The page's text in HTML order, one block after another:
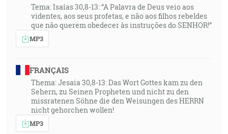
Tema: Isaías 30,8-13: “A Palavra de Deus veio aos
videntes, aos seus profetas, e não aos filhos rebeldes
que não querem obedecer às instruções do SENHOR!”
MP3
FRANÇAIS
Thema: Jesaia 30,8-13: Das Wort Gottes kam zu den
Sehern, zu Seinen Propheten und nicht zu den
missratenen Söhne die den Weisungen des HERRN
nicht gehorchen wollen!
MP3